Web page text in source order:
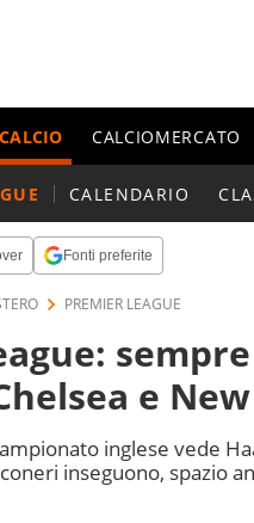
CALCIO CALCIOMERCATO
CALENDARIO
Fonti preferite
PREMIER LEAGUE
e
inglese vede
inseguono, spazio